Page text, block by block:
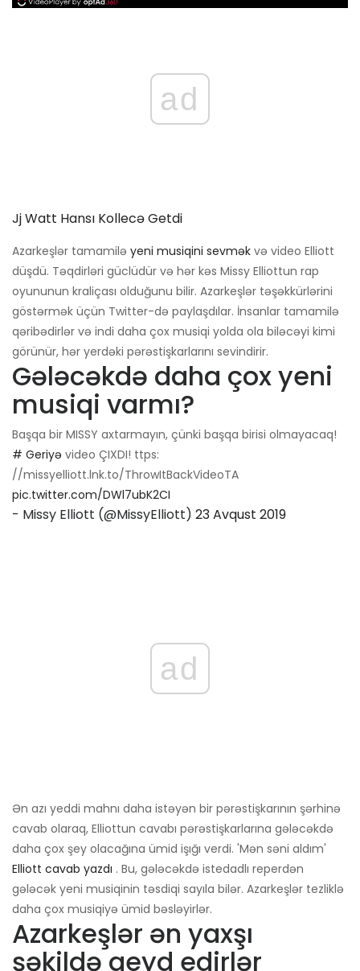
ad
Jj Watt Hansı Kollecə Getdi
Azarkeşlər tamamilə yeni musiqini sevmək və video Elliott
düşdü. Təqdirləri güclüdür və hər kəs Missy Elliottun rap
oyununun kraliçası olduğunu bilir. Azarkeşlər təşəkkürlərini
göstərmək üçün Twitter-də paylaşdılar. İnsanlar tamamilə
qəribədirlər və indi daha çox musiqi yolda ola biləcəyi kimi
görünür, hər yerdəki pərəstişkarlarını sevindirir.
Gələcəkdə daha çox yeni
musiqi varmı?
Başqa bir MISSY axtarmayın, çünki başqa birisi olmayacaq!
# Geriyə video ÇIXDI! ttps:
//missyelliott.lnk.to/ThrowItBackVideoTA
pic.twitter.com/DWl7ubK2CI
- Missy Elliott (@MissyElliott) 23 Avqust 2019
ad
Ən azı yeddi mahnı daha istəyən bir pərəstişkarının şərhinə
cavab olaraq, Elliottun cavabı pərəstişkarlarına gələcəkdə
daha çox şey olacağına ümid işığı verdi. 'Mən səni aldım'
Elliott cavab yazdı . Bu, gələcəkdə istedadlı reperdən
gələcək yeni musiqinin təsdiqi sayıla bilər. Azarkeşlər tezliklə
daha çox musiqiyə ümid bəsləyirlər.
Azarkeşlər ən yaxşı
şəkildə qeyd edirlər